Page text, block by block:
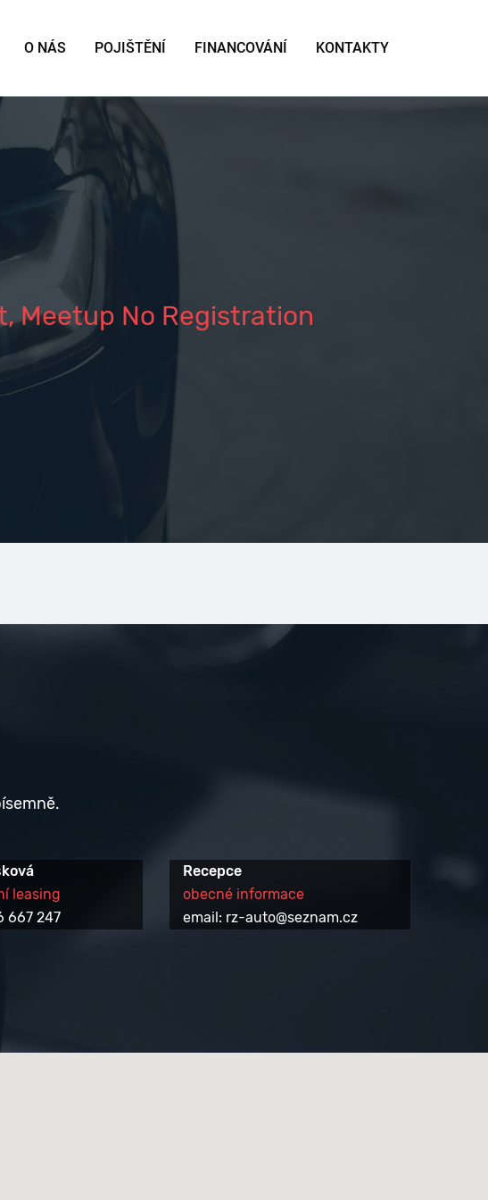
O NÁS POJIŠTĚNÍ FINANCOVÁNÍ KONTAKTY
Meetup No Registration
leasing
667 247
Recepce
obecné informace
email: rz-auto@seznam.cz